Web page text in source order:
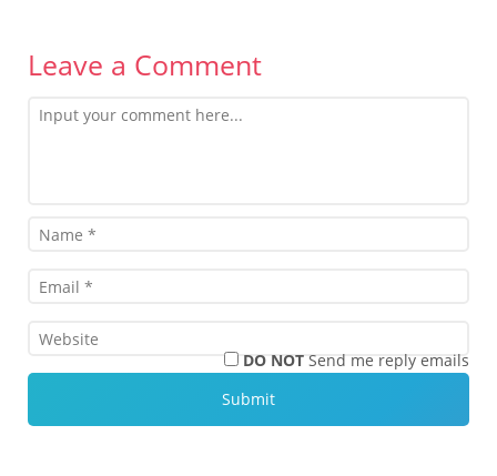
Leave a Comment
DO NOT Send me reply emails